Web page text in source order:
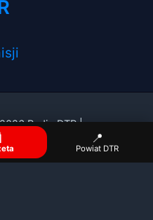
Radio DTR |
📍
Powiat DTR